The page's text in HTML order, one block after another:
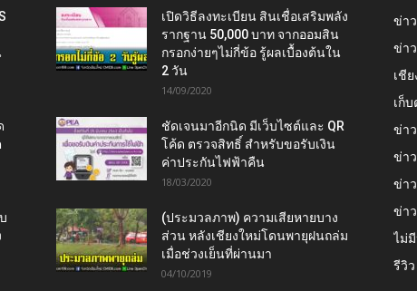
เปิดวิธีลงทะเบียน สินเชื่อเสริมพลัง
รากฐาน 50,000 บาท จากออมสิน
กรอกง่ายๆไม่กี่ข้อ รู้ผลเบื้องต้นใน
2 วัน
14/09/2020
ชัดเจนมาอีกนิด มีเว็บไซต์และ QR
โค้ด ตรวจสิทธิ์ สำหรับขอรับเงิน
ค่าประกันไฟฟ้าคืน
18/03/2020
(ประมวลภาพ) ความเสียหายบาง
ส่วน หลังเชียงใหม่โดนพายุฝนถล่ม
เมื่อช่วงเย็นที่ผ่านมา
04/10/2019
ข่า
ข่า
เชี
เก็
ข่า
ข่า
ข่า
ข่า
ไม่
รีวิ